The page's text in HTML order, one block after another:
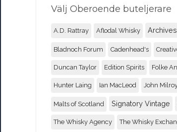
Välj Oberoende buteljerare
A.D. Rattray Aflodal Whisky Archives
Bladnoch Forum Cadenhead's
Duncan Taylor Edition Spirits Folke
Hunter Laing Ian MacLeod John
Malts of Scotland Signatory Vintage
The Whisky Agency The Whisky